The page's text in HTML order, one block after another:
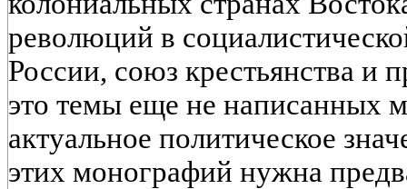
революций в
России, союз крестьянства и
это темы еще не написанных
актуальное политическое
этих монографий нужна